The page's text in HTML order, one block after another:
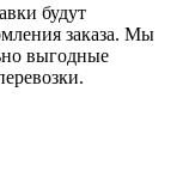
будут
заказа. Мы
выгодные